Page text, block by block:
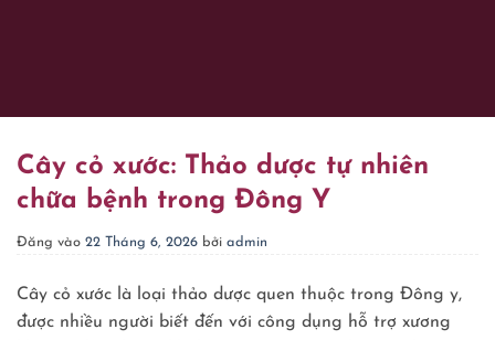
Cây cỏ xước: Thảo dược tự nhiên
chữa bệnh trong Đông Y
Đăng vào 22 Tháng 6, 2026 bởi admin
Cây cỏ xước là loại thảo dược quen thuộc trong Đông y,
được nhiều người biết đến với công dụng hỗ trợ xương